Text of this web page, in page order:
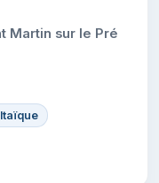
Martin sur le Pré